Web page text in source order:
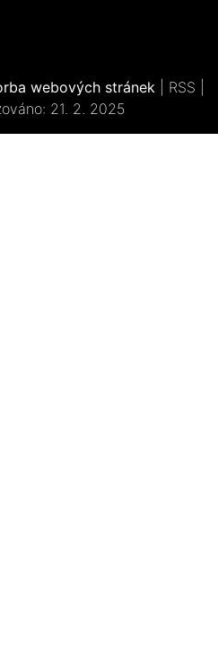
webových stránek RSS
21. 2. 2025